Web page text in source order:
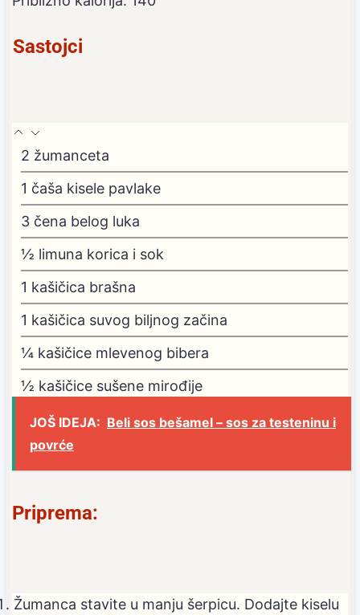
Sastojci
2 žumanceta
1 čaša kisele pavlake
3 čena belog luka
½ limuna korica i sok
1 kašičica brašna
1 kašičica suvog biljnog začina
¼ kašičice mlevenog bibera
½ kašičice sušene mirođije
JOŠ IDEJA: Beli sos bešamel – sos za testeninu i
povrće
Priprema:
Žumanca stavite u manju šerpicu. Dodajte kiselu